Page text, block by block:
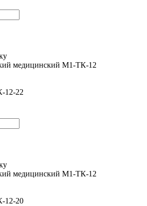
медицинский М1-ТК-12
22
медицинский М1-ТК-12
20